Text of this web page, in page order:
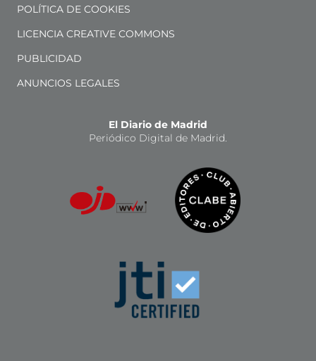
POLÍTICA DE COOKIES
LICENCIA CREATIVE COMMONS
PUBLICIDAD
ANUNCIOS LEGALES
El Diario de Madrid
Periódico Digital de Madrid.